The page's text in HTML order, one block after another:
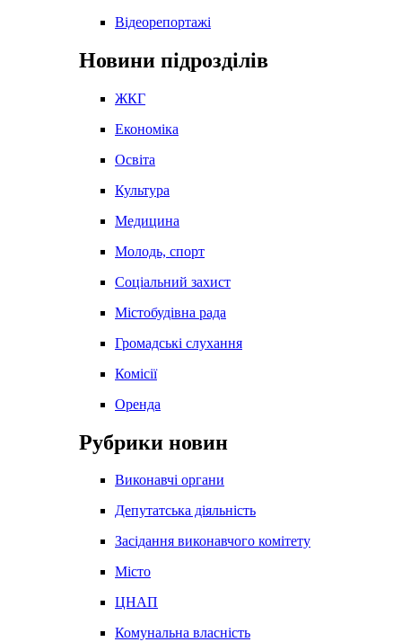
Відеорепортажі
Новини підрозділів
ЖКГ
Економіка
Освіта
Культура
Медицина
Молодь, спорт
Соціальний захист
Містобудівна рада
Громадські слухання
Комісії
Оренда
Рубрики новин
Виконавчі органи
Депутатська діяльність
Засідання виконавчого комітету
Місто
ЦНАП
Комунальна власність